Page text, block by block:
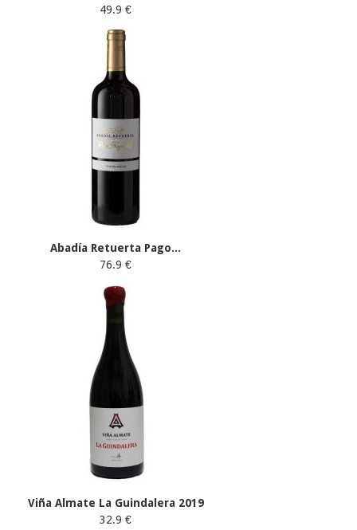
49.9 €
Abadía Retuerta Pago...
76.9 €
Viña Almate La Guindalera 2019
32.9 €